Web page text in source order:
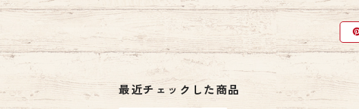
最近チェックした商品